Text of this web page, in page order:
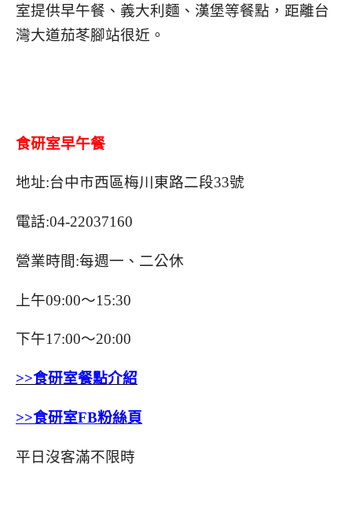
室提供早午餐、義大利麵、漢堡等餐點，距離台
灣大道茄苳腳站很近。
食研室早午餐
地址:台中市西區梅川東路二段33號
電話:04-22037160
營業時間:每週一、二公休
上午09:00～15:30
下午17:00～20:00
>>食研室餐點介紹
>>食研室FB粉絲頁
平日沒客滿不限時